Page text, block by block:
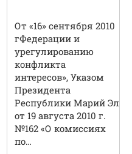
От «16» сентября 2010
гФедерации и
урегулированию
конфликта
интересов», Указом
Президента
Республики Марий Эл
от 19 августа 2010 г.
№162 «О комиссиях
по…